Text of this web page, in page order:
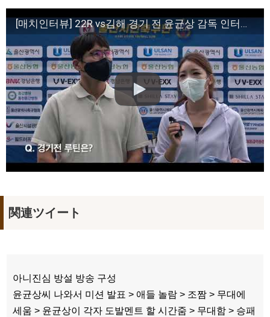
[매치인터뷰] 22R vs김해 경기 전 윤균상 감독 인터뷰 (김언지 리포터)
関連ツイート
아니진심 방설 방송 구성
윤균상씨 나와서 미션 발표 > 애들 놀람 > 조짬 > 무대에
세움 > 윤균상이 각자 도발멘트 할 시간줌 > 무대함 > 승패